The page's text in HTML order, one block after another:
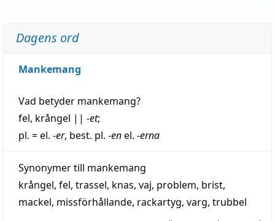
Dagens ord
Mankemang
Vad betyder mankemang?
fel, krångel || -et;
pl. = el. -er, best. pl. -enel. -erna
Synonymer till mankemang
krångel, fel, trassel, knas, vaj, problem, brist,
mackel, missförhållande, rackartyg, varg, trubbel